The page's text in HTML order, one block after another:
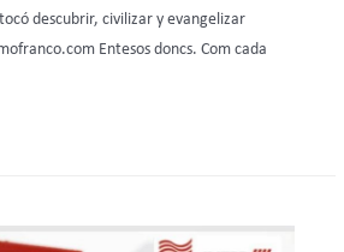
descubrir, civilizar y evangelizar
Entesos doncs. Com cada